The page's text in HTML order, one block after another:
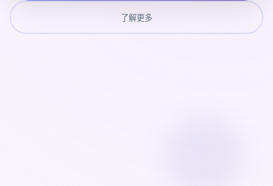
了解更多